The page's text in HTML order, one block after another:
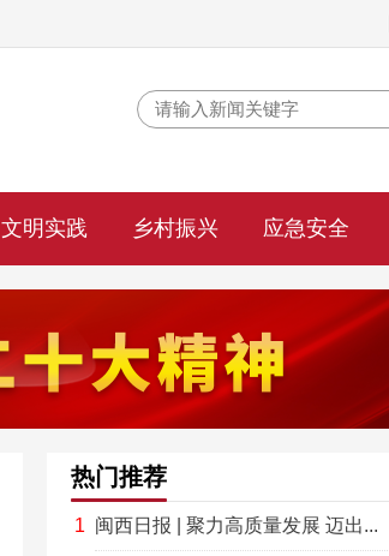
文明实践 乡村振兴 应急安全
热门推荐
闽西日报 | 聚力高质量发展 迈出...